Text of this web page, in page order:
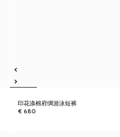
印花涤棉府绸游泳短裤
€ 680